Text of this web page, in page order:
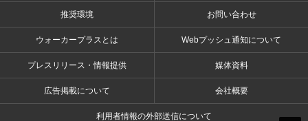
推奨環境 お問い合わせ
ウォーカープラスとは Webプッシュ通知について
プレスリリース・情報提供 媒体資料
広告掲載について 会社概要
利用者情報の外部送信について